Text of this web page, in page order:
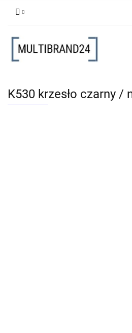
K530 krzesło czarny /